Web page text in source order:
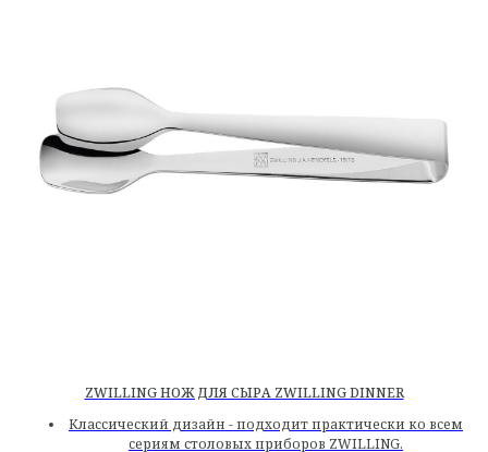
ZWILLING НОЖ ДЛЯ СЫРА ZWILLING DINNER
Классический дизайн - подходит практически ко всем
сериям столовых приборов ZWILLING.